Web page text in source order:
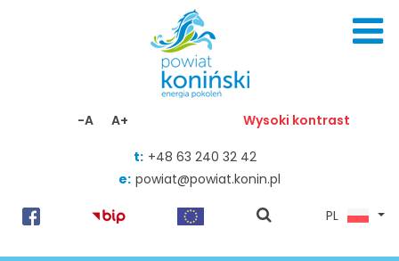
-A A+ Wysoki kontrast
t: +48 63 240 32 42
e: powiat@powiat.konin.pl
pokaż
PL